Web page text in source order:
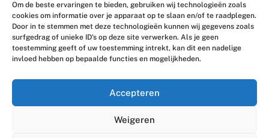
Om de beste ervaringen te bieden, gebruiken wij technologieën zoals
cookies om informatie over je apparaat op te slaan en/of te raadplegen.
Door in te stemmen met deze technologieën kunnen wij gegevens zoals
surfgedrag of unieke ID's op deze site verwerken. Als je geen
toestemming geeft of uw toestemming intrekt, kan dit een nadelige
invloed hebben op bepaalde functies en mogelijkheden.
Accepteren
Weigeren
Contact
Houttuinlaan 8
3447 GM Woerden